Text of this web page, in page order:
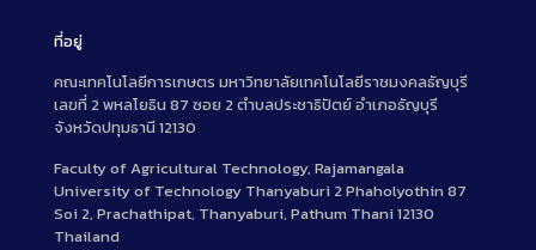
ที่อยู่
คณะเทคโนโลยีการเกษตร มหาวิทยาลัยเทคโนโลยีราชมงคลธัญบุรี
เลขที่ 2 พหลโยธิน 87 ซอย 2 ตำบลประชาธิปัตย์ อำเภอธัญบุรี
จังหวัดปทุมธานี 12130
Faculty of Agricultural Technology, Rajamangala
University of Technology Thanyaburi 2 Phaholyothin 87
Soi 2, Prachathipat, Thanyaburi, Pathum Thani 12130
Thailand